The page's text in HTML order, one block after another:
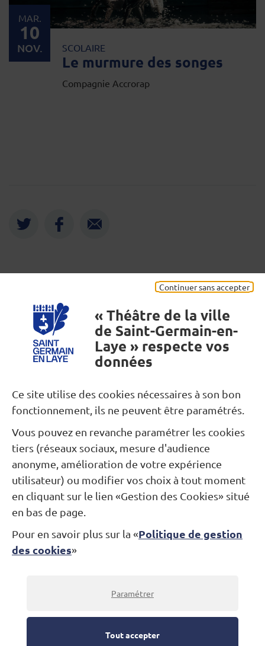
Continuer sans accepter
« Théâtre de la ville
de Saint-Germain-en-
Laye » respecte vos
données
Ce site utilise des cookies nécessaires à son bon
fonctionnement, ils ne peuvent être paramétrés.
Vous pouvez en revanche paramétrer les cookies
tiers (réseaux sociaux, mesure d'audience
anonyme, amélioration de votre expérience
utilisateur) ou modifier vos choix à tout moment
en cliquant sur le lien «Gestion des Cookies» situé
en bas de page.
Pour en savoir plus sur la «Politique de gestion
des cookies»
Paramétrer
Tout accepter
SCOLAIRE
Le murmure des songes
Compagnie Accrorap
MAR.
10
NOV.
Nous contacter
Restons connectés...
Newsletter FacebookInstagram
Théâtre Alexandre Dumas
Billetterie : 01 30 87 07 07
Données personnelles - Crédits - Paramétrage des cookies